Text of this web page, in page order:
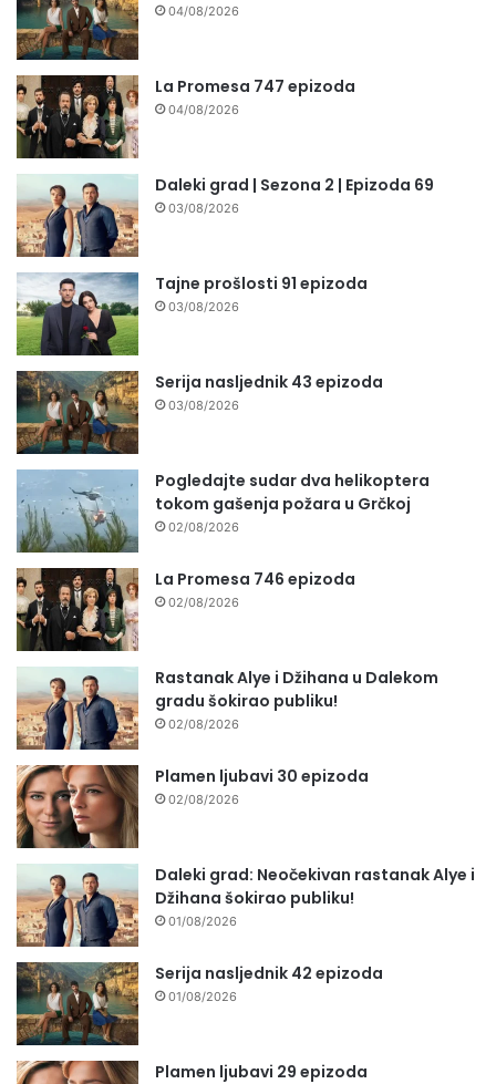
04/08/2026
La Promesa 747 epizoda
04/08/2026
Daleki grad | Sezona 2 | Epizoda 69
03/08/2026
Tajne prošlosti 91 epizoda
03/08/2026
Serija nasljednik 43 epizoda
03/08/2026
Pogledajte sudar dva helikoptera
tokom gašenja požara u Grčkoj
02/08/2026
La Promesa 746 epizoda
02/08/2026
Rastanak Alye i Džihana u Dalekom
gradu šokirao publiku!
02/08/2026
Plamen ljubavi 30 epizoda
02/08/2026
Daleki grad: Neočekivan rastanak Alye i
Džihana šokirao publiku!
01/08/2026
Serija nasljednik 42 epizoda
01/08/2026
Plamen ljubavi 29 epizoda